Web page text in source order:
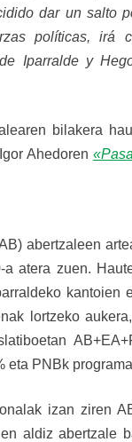
dar un salto
políticas, irá
Iparralde y
bilakera
Ahedoren
abertzaleen
a atera zuen.
kantoien
lortzeko
eta PNBk
izan ziren
aldiz abertzale